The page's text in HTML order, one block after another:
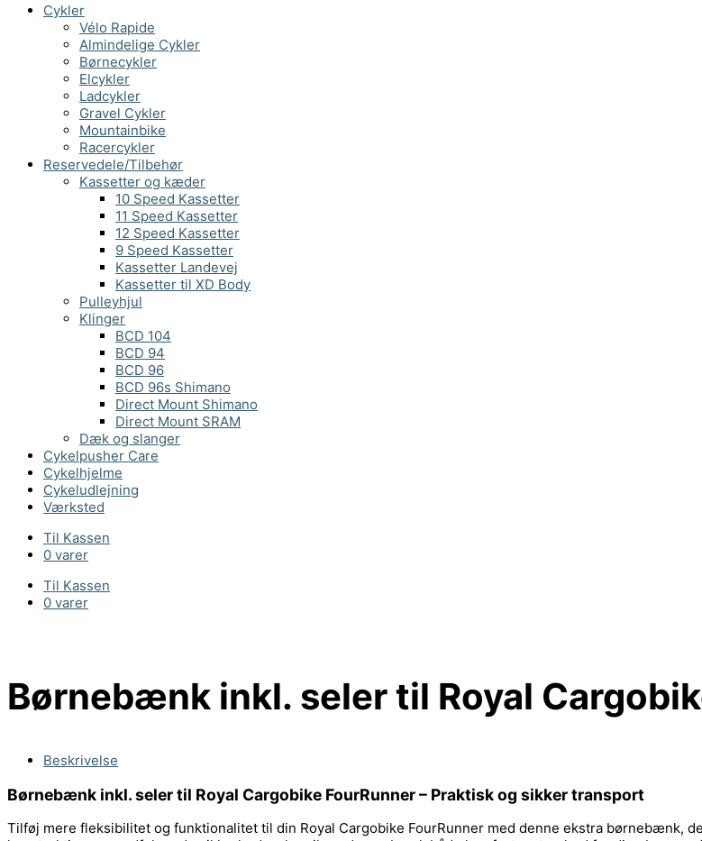
Cykler
Vélo Rapide
Almindelige Cykler
Børnecykler
Elcykler
Ladcykler
Gravel Cykler
Mountainbike
Racercykler
Reservedele/Tilbehør
Kassetter og kæder
10 Speed Kassetter
11 Speed Kassetter
12 Speed Kassetter
9 Speed Kassetter
Kassetter Landevej
Kassetter til XD Body
Pulleyhjul
Klinger
BCD 104
BCD 94
BCD 96
BCD 96s Shimano
Direct Mount Shimano
Direct Mount SRAM
Dæk og slanger
Cykelpusher Care
Cykelhjelme
Cykeludlejning
Værksted
Til Kassen
0 varer
Til Kassen
0 varer
Børnebænk inkl. seler til Royal
Beskrivelse
Børnebænk inkl. seler til Royal Cargobike FourRunner – Praktisk og sikker transport
Tilføj mere fleksibilitet og funktionalitet til din Royal Cargobike FourRunner med denne ekstra børnebænk,